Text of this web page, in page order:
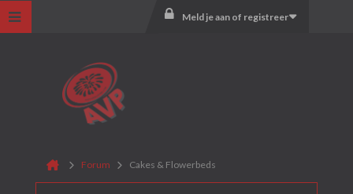
Meld je aan of registreer
Forum Cakes & Flowerbeds